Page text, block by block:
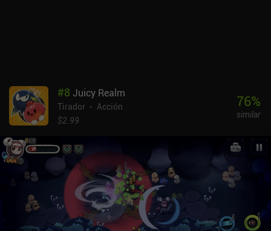
#8 Juicy Realm
Tirador
Acción
$2.99
76%
similar